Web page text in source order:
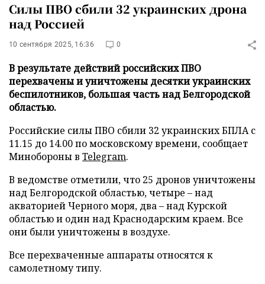
Силы ПВО сбили 32 украинских дрона
над Россией
10 сентября 2025, 16:36 0
В результате действий российских ПВО
перехвачены и уничтожены десятки украинских
беспилотников, большая часть над Белгородской
областью.
Российские силы ПВО сбили 32 украинских БПЛА с
11.15 до 14.00 по московскому времени, сообщает
Минобороны в Telegram.
В ведомстве отметили, что 25 дронов уничтожены
над Белгородской областью, четыре – над
акваторией Черного моря, два – над Курской
областью и один над Краснодарским краем. Все
они были уничтожены в воздухе.
Все перехваченные аппараты относятся к
самолетному типу.